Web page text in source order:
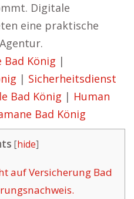
Digitale
eine praktische
Bad König |
| Sicherheitsdienst
Bad König | Human
Bad König
[hide]
auf Versicherung Bad